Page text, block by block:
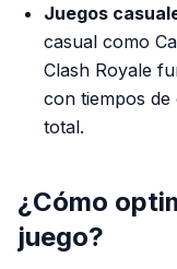
Juegos
casual como
Clash Royale
con tiempos
total.
¿Cómo
juego?